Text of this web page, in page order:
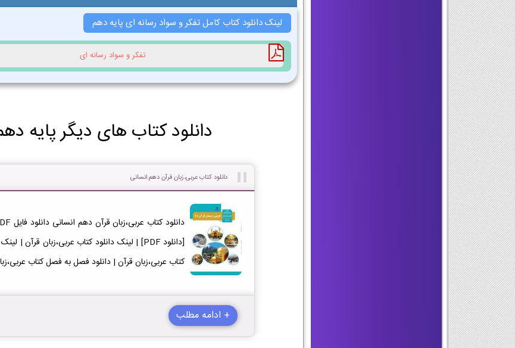
لینک دانلود کتاب کامل تفکر و سواد رسانه ای پایه دهم
تفکر و سواد رسانه ای
دانلود کتاب های دیگر پایه
دانلود کتاب عربی،زبان قرآن دهم انسانی
کتاب عربی،زبان قرآن | دانلود فصل به فصل کتاب
+ ادامه مطلب